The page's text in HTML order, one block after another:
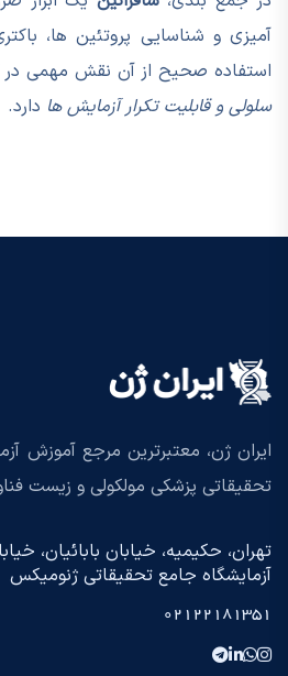
آمیزی و شناسایی پروتئین ها،
استفاده صحیح از آن نقش مهمی
سلولی و قابلیت تکرار آزمایش ها دارد.
ایران ژن، معتبرترین مرجع آموزش
تحقیقاتی پزشکی مولکولی و زیست
تهران، حکیمیه، خیابان بابائیان،
آزمایشگاه جامع تحقیقاتی ژنومیکس
02122181351